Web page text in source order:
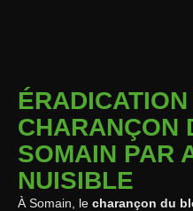
ÉRADICATION
CHARANÇON
SOMAIN PAR
NUISIBLE
À Somain, le charançon du